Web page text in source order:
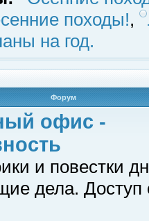
походы!,
на год.
Форум
офис -
и повестки
дела.